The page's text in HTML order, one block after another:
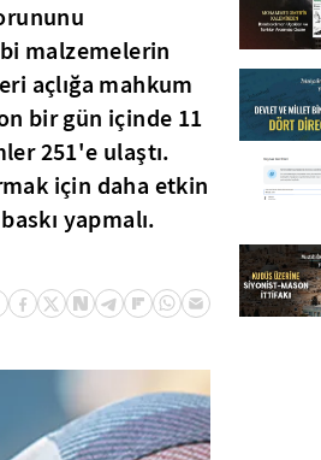
malzemelerin
açlığa mahkum
bir gün içinde 11
251'e ulaştı.
için daha etkin
yapmalı.